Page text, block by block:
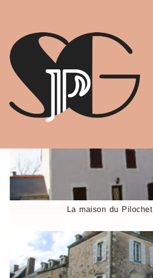
LES MAISONS
REMARQUABLES
La maison du Pilochet